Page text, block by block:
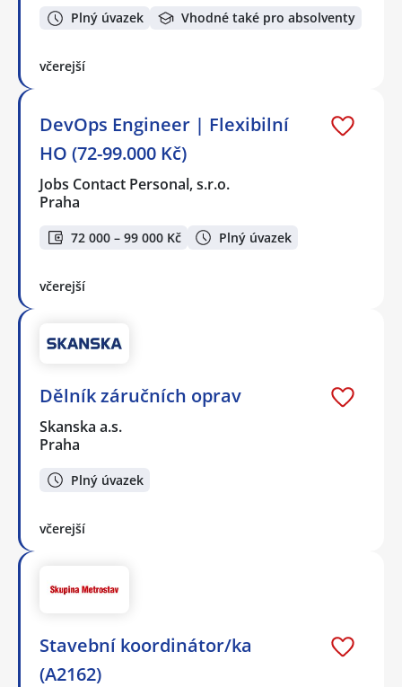
Plný úvazek Vhodné také pro absolventy
včerejší
DevOps Engineer | Flexibilní
HO (72-99.000 Kč)
Jobs Contact Personal, s.r.o.
Praha
72 000 – 99 000 Kč Plný úvazek
včerejší
Dělník záručních oprav
Skanska a.s.
Praha
Plný úvazek
včerejší
Stavební koordinátor/ka
(A2162)